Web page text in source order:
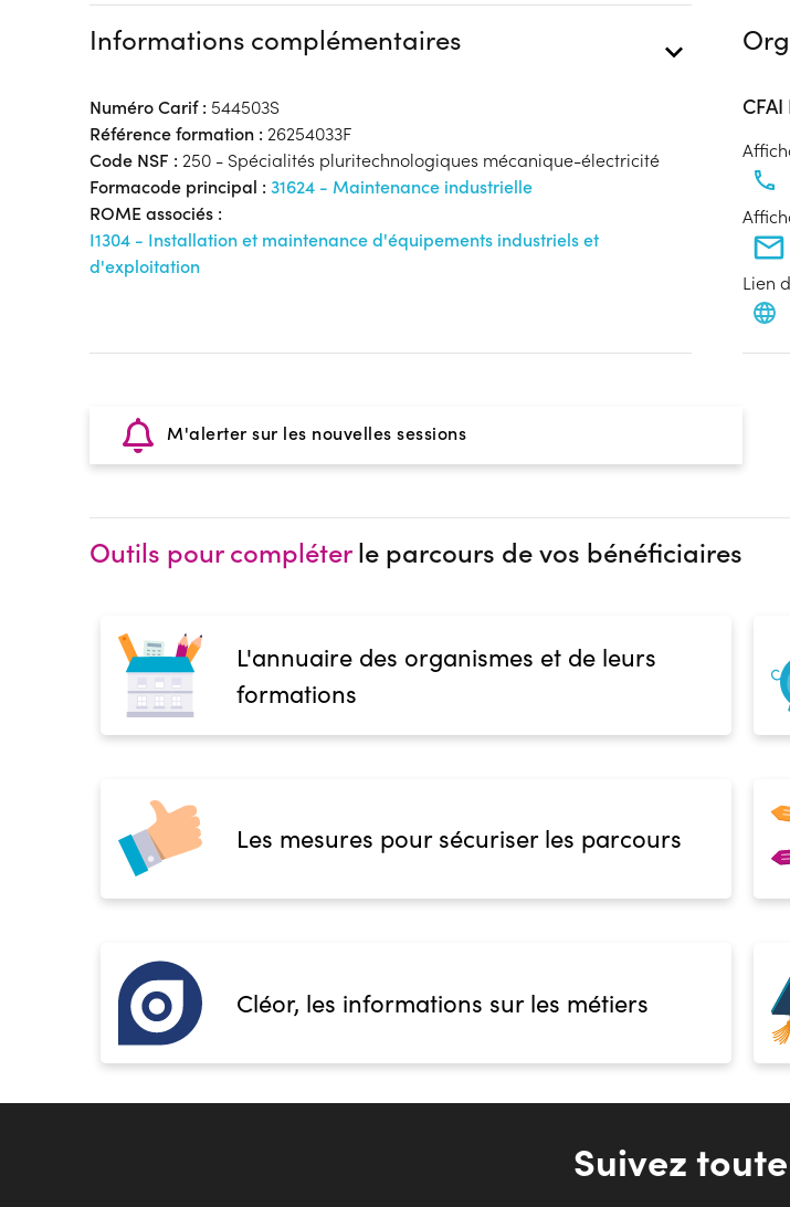
Informations complémentaires
Numéro Carif : 544503S
Référence formation : 26254033F
Code NSF : 250 - Spécialités pluritechnologiques mécanique-électricité
Formacode principal : 31624 - Maintenance industrielle
ROME associés :
I1304 - Installation et maintenance d'équipements industriels et
d'exploitation
Lien
M'alerter sur les nouvelles sessions
Outils pour compléterle parcours de vos bénéficiaires
L'annuaire des organismes et de leurs
formations
Les mesures pour sécuriser les parcours
Cléor, les informations sur les métiers
Suivez